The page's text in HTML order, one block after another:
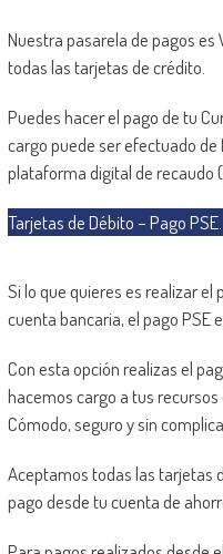
Nuestra pasarela de pagos
todas las tarjetas de crédito.
Puedes hacer el pago de tu
cargo puede ser efectuado
plataforma digital de recaudo
Tarjetas de Débito – Pago PSE.
Si lo que quieres es realizar el
cuenta bancaria, el pago PSE
Con esta opción realizas el
hacemos cargo a tus
Cómodo, seguro y sin
Aceptamos todas las tarjetas
pago desde tu cuenta de